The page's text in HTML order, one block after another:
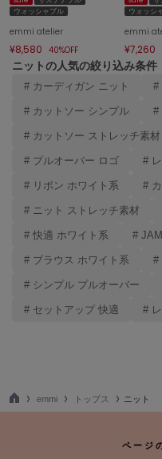
ウォッシャブル
emmi atelier
¥8,580 40%OFF
ウォッシ
emmi
¥7,260
ニットの人気の絞り込み条件
# カーディガン ニット #
# カットソー シンプル #
# カットソー ストレッチ素材
# プルオーバー ロゴ #
# リボン ホワイト系 #
# ニット ストレッチ素材
# 快適 ホワイト系 #
# ブラウス ホワイト系 #
# シンプル プルオーバー
# セットアップ 快適 #
TO
emmi トップス ニット
ページ